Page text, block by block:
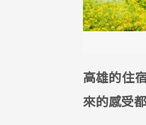
高雄的住
來的感受